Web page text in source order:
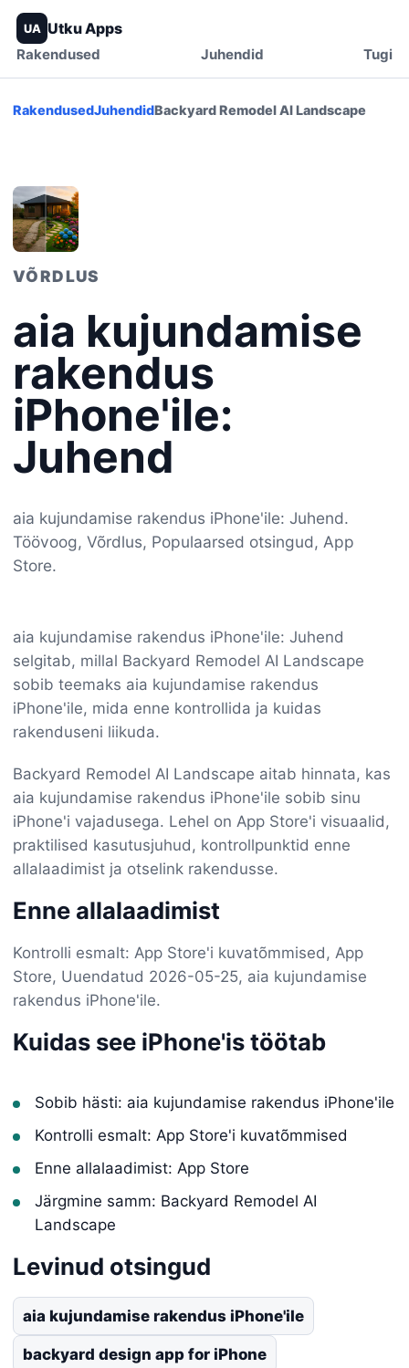
UA Utku Apps
Rakendused Juhendid Tugi
RakendusedJuhendidBackyard Remodel AI Landscape
VÕRDLUS
aia kujundamise
rakendus
iPhone'ile:
Juhend
aia kujundamise rakendus iPhone'ile: Juhend.
Töövoog, Võrdlus, Populaarsed otsingud, App
Store.
aia kujundamise rakendus iPhone'ile: Juhend
selgitab, millal Backyard Remodel AI Landscape
sobib teemaks aia kujundamise rakendus
iPhone'ile, mida enne kontrollida ja kuidas
rakenduseni liikuda.
Backyard Remodel AI Landscape aitab hinnata, kas
aia kujundamise rakendus iPhone'ile sobib sinu
iPhone'i vajadusega. Lehel on App Store'i visuaalid,
praktilised kasutusjuhud, kontrollpunktid enne
allalaadimist ja otselink rakendusse.
Enne allalaadimist
Kontrolli esmalt: App Store'i kuvatõmmised, App
Store, Uuendatud 2026-05-25, aia kujundamise
rakendus iPhone'ile.
Kuidas see iPhone'is töötab
Sobib hästi: aia kujundamise rakendus iPhone'ile
Kontrolli esmalt: App Store'i kuvatõmmised
Enne allalaadimist: App Store
Järgmine samm: Backyard Remodel AI
Landscape
Levinud otsingud
aia kujundamise rakendus iPhone'ile
backyard design app for iPhone